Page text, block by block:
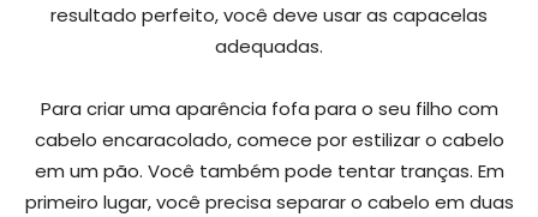
resultado perfeito, você deve usar as capacelas
adequadas.
Para criar uma aparência fofa para o seu filho com
cabelo encaracolado, comece por estilizar o cabelo
em um pão. Você também pode tentar tranças. Em
primeiro lugar, você precisa separar o cabelo em duas